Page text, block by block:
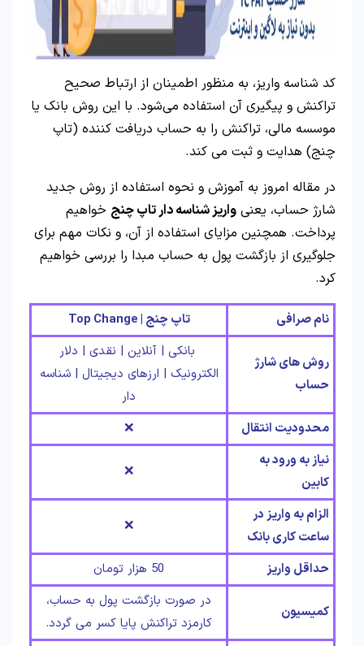
کد شناسه واریز، به منظور اطمینان از ارتباط صحیح
تراکنش و پیگیری آن استفاده می‌شود. با این روش بانک یا
موسسه مالی، تراکنش را به حساب دریافت کننده (تاپ
چنج) هدایت و ثبت می کند.
در مقاله امروز به آموزش و نحوه استفاده از روش جدید
شارژ حساب، یعنی واریز شناسه دار تاپ چنج خواهیم
پرداخت. همچنین مزایای استفاده از آن، و نکات مهم برای
جلوگیری از بازگشت پول به حساب مبدا را بررسی خواهیم
کرد.
نام صرافی تاپ چنج | Top Change
روش های شارژ
حساب
بانکی | آنلاین | نقدی | دلار
الکترونیک | ارزهای دیجیتال | شناسه
دار
محدودیت انتقال
❌
نیاز به ورود به
کابین
❌
الزام به واریز در
ساعت کاری بانک
❌
حداقل واریز 50 هزار تومان
کمیسیون
در صورت بازگشت پول به حساب،
کارمزد تراکنش پایا کسر می گردد.